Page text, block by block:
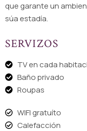
que garante un
súa estadía.
SERVIZOS
TV en cada
Baño privado
Roupas
WIFI gratuíto
Calefacción